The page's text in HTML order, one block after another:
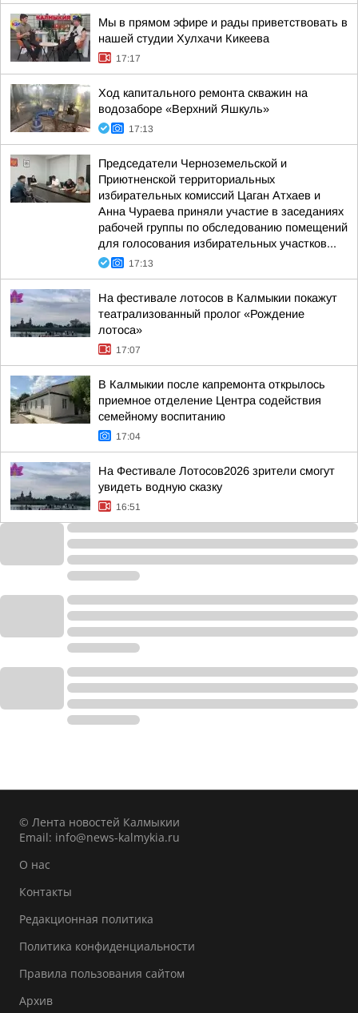
Мы в прямом эфире и рады приветствовать в
нашей студии Хулхачи Кикеева
17:17
Ход капитального ремонта скважин на
водозаборе «Верхний Яшкуль»
17:13
Председатели Черноземельской и
Приютненской территориальных
избирательных комиссий Цаган Атхаев и
Анна Чураева приняли участие в заседаниях
рабочей группы по обследованию помещений
для голосования избирательных участков...
17:13
На фестивале лотосов в Калмыкии покажут
театрализованный пролог «Рождение
лотоса»
17:07
В Калмыкии после капремонта открылось
приемное отделение Центра содействия
семейному воспитанию
17:04
На Фестивале Лотосов2026 зрители смогут
увидеть водную сказку
16:51
© Лента новостей Калмыкии
Email: info@news-kalmykia.ru
О нас
Контакты
Редакционная политика
Политика конфиденциальности
Правила пользования сайтом
Архив